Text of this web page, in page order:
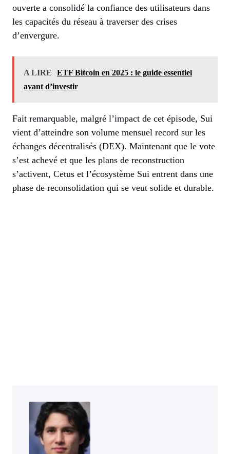
ouverte a consolidé la confiance des utilisateurs dans
les capacités du réseau à traverser des crises
d’envergure.
A LIRE
ETF Bitcoin en 2025 : le guide essentiel
avant d’investir
Fait remarquable, malgré l’impact de cet épisode, Sui
vient d’atteindre son volume mensuel record sur les
échanges décentralisés (DEX). Maintenant que le vote
s’est achevé et que les plans de reconstruction
s’activent, Cetus et l’écosystème Sui entrent dans une
phase de reconsolidation qui se veut solide et durable.